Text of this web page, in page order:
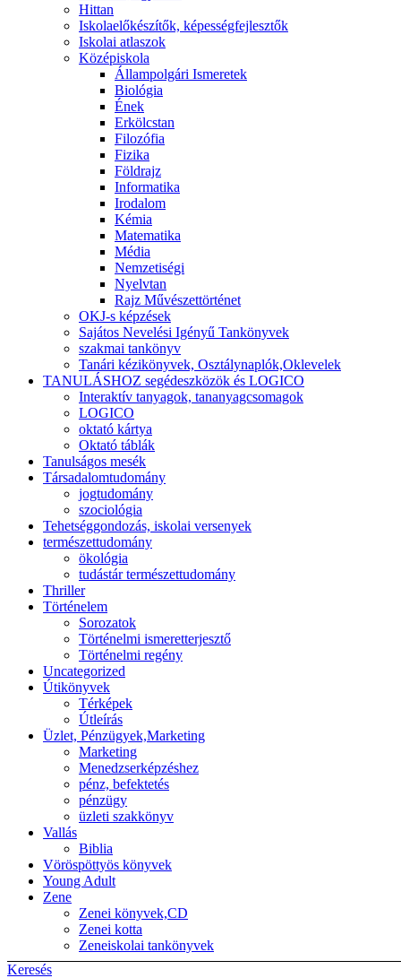
Keresés
Hittan
Iskolaelőkészítők, képességfejlesztők
Iskolai atlaszok
Középiskola
Állampolgári Ismeretek
Biológia
Ének
Erkölcstan
Filozófia
Fizika
Földrajz
Informatika
Irodalom
Kémia
Matematika
Média
Nemzetiségi
Nyelvtan
Rajz Művészettörténet
OKJ-s képzések
Sajátos Nevelési Igényű Tankönyvek
szakmai tankönyv
Tanári kézikönyvek, Osztálynaplók,Oklevelek
TANULÁSHOZ segédeszközök és LOGICO
Interaktív tanyagok, tananyagcsomagok
LOGICO
oktató kártya
Oktató táblák
Tanulságos mesék
Társadalomtudomány
jogtudomány
szociológia
Tehetséggondozás, iskolai versenyek
természettudomány
ökológia
tudástár természettudomány
Thriller
Történelem
Sorozatok
Történelmi ismeretterjesztő
Történelmi regény
Uncategorized
Útikönyvek
Térképek
Útleírás
Üzlet, Pénzügyek,Marketing
Marketing
Menedzserképzéshez
pénz, befektetés
pénzügy
üzleti szakkönyv
Vallás
Biblia
Vöröspöttyös könyvek
Young Adult
Zene
Zenei könyvek,CD
Zenei kotta
Zeneiskolai tankönyvek